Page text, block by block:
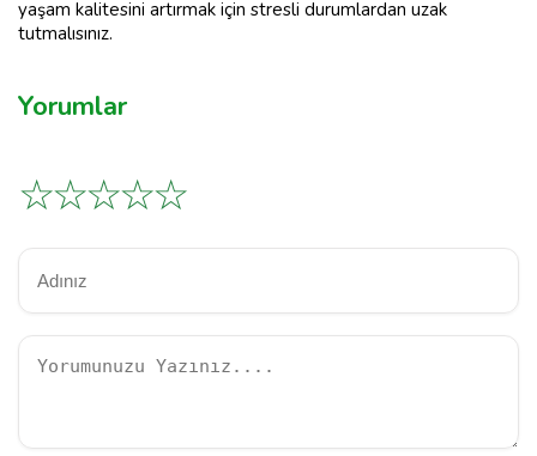
yaşam kalitesini artırmak için stresli durumlardan uzak
tutmalısınız.
Yorumlar
☆
☆
☆
☆
☆